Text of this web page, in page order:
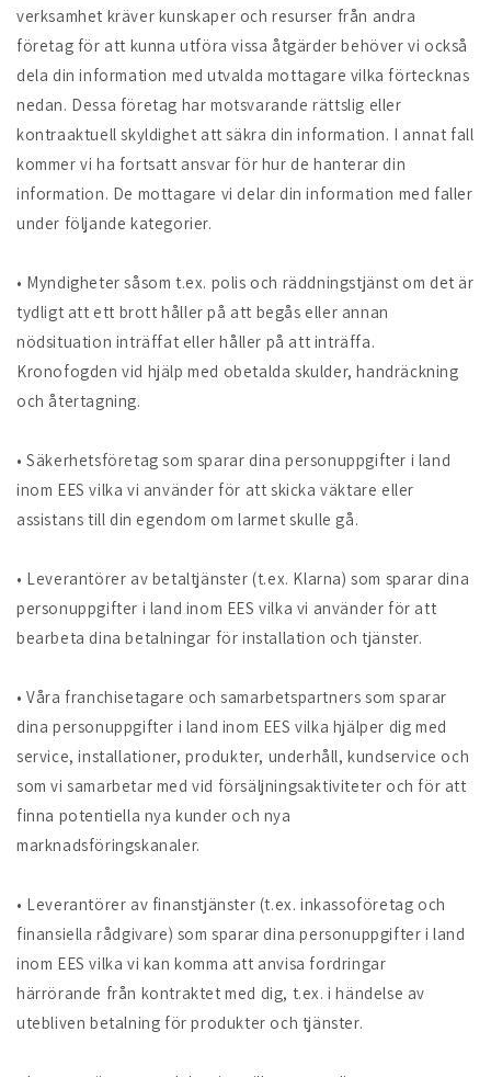
verksamhet kräver kunskaper och resurser från andra
företag för att kunna utföra vissa åtgärder behöver vi också
dela din information med utvalda mottagare vilka förtecknas
nedan. Dessa företag har motsvarande rättslig eller
kontraaktuell skyldighet att säkra din information. I annat fall
kommer vi ha fortsatt ansvar för hur de hanterar din
information. De mottagare vi delar din information med faller
under följande kategorier.
• Myndigheter såsom t.ex. polis och räddningstjänst om det är
tydligt att ett brott håller på att begås eller annan
nödsituation inträffat eller håller på att inträffa.
Kronofogden vid hjälp med obetalda skulder, handräckning
och återtagning.
• Säkerhetsföretag som sparar dina personuppgifter i land
inom EES vilka vi använder för att skicka väktare eller
assistans till din egendom om larmet skulle gå.
• Leverantörer av betaltjänster (t.ex. Klarna) som sparar dina
personuppgifter i land inom EES vilka vi använder för att
bearbeta dina betalningar för installation och tjänster.
• Våra franchisetagare och samarbetspartners som sparar
dina personuppgifter i land inom EES vilka hjälper dig med
service, installationer, produkter, underhåll, kundservice och
som vi samarbetar med vid försäljningsaktiviteter och för att
finna potentiella nya kunder och nya
marknadsföringskanaler.
• Leverantörer av finanstjänster (t.ex. inkassoföretag och
finansiella rådgivare) som sparar dina personuppgifter i land
inom EES vilka vi kan komma att anvisa fordringar
härrörande från kontraktet med dig, t.ex. i händelse av
utebliven betalning för produkter och tjänster.